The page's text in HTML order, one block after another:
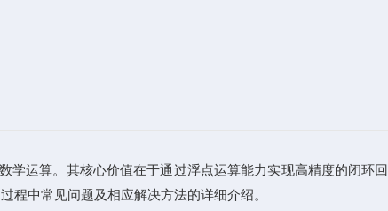
运算。其核心价值在于通过浮点运算能力实现高精度的闭环
程中常见问题及相应解决方法的详细介绍。